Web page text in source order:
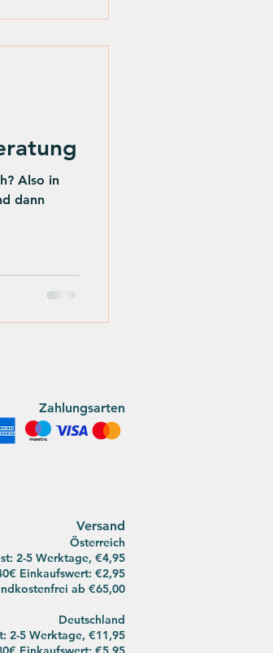
Also in
dann
Zahlungsarten
Versand
Österreich
2-5 Werktage, €4,95
Einkaufswert: €2,95
ab €65,00
Deutschland
2-5 Werktage, €11,95